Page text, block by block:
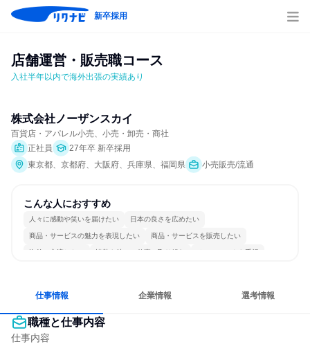
新卒採用
店舗運営・販売職コース
入社半年以内で海外出張の実績あり
株式会社ノーザンスカイ
百貨店・アパレル小売、小売・卸売・商社
正社員
27年卒 新卒採用
東京都、京都府、大阪府、兵庫県、福岡県
小売販売/流通
こんな人におすすめ
人々に感動や笑いを届けたい 日本の良さを広めたい
商品・サービスの魅力を表現したい 商品・サービスを販売したい
海外と交流したい 情熱を持って仕事に取り組む チームワークを重視
仕事情報 企業情報 選考情報
職種と仕事内容
仕事内容